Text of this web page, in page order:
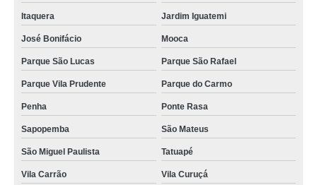
Itaquera Jardim Iguatemi
José Bonifácio Mooca
Parque São Lucas Parque São Rafael
Parque Vila Prudente Parque do Carmo
Penha Ponte Rasa
Sapopemba São Mateus
São Miguel Paulista Tatuapé
Vila Carrão Vila Curuçá